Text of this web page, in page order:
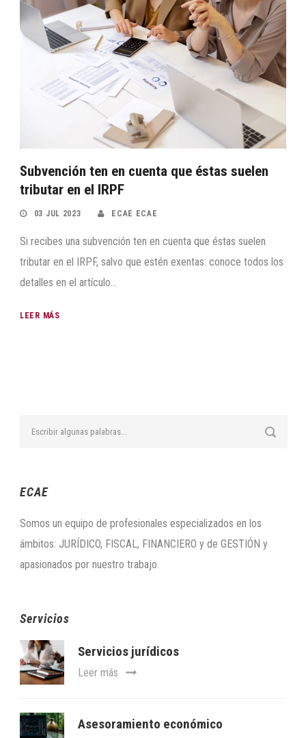
Subvención ten en cuenta que éstas suelen
tributar en el IRPF
03 JUL 2023 ECAE ECAE
Si recibes una subvención ten en cuenta que éstas suelen
tributar en el IRPF, salvo que estén exentas: conoce todos los
detalles en el artículo...
LEER MÁS
ECAE
Somos un equipo de profesionales especializados en los
ámbitos: JURÍDICO, FISCAL, FINANCIERO y de GESTIÓN y
apasionados por nuestro trabajo.
Servicios
Servicios jurídicos
Leer más
Asesoramiento económico